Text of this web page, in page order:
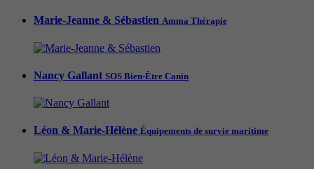
Marie-Jeanne & Sébastien Amma Thérapie
Nancy Gallant SOS Bien-Être Canin
Léon & Marie-Hélène Équipements de survie maritime